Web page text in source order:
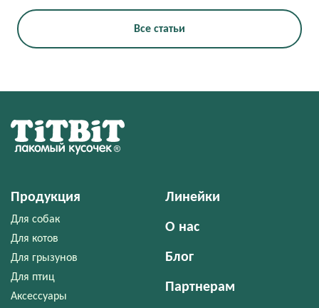
Все статьи
Продукция
Для собак
Для котов
Для грызунов
Для птиц
Аксессуары
Линейки
О нас
Блог
Партнерам